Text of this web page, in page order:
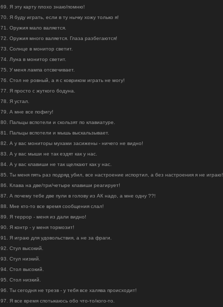
69. Я эту карту плохо знаю/помню!
70. Я буду играть, если в ту нычку хожу только я!
71. Оружия мало валяется.
72. Оружия много валяется. Глаза разбегаются!
73. Солнце в монитор светит.
74. Луна в монитор светит.
75. У меня лампа отсвечивает.
76. Стол не ровный, а я с ковриком играть не могу!
77. Я просто с жуткого бодуна.
78. Я устал.
79. А мне все пофигу!
80. Пальцы вспотели и скользят по клавиатуре.
81. Пальцы вспотели и мышь выскальзывает.
82. А у вас мониторы мухами засижены - ничего не видно!
83. А у вас мыши не так ездят как у нас.
84. А у вас клавиши не так щелкают как у нас.
85. Ты меня пять раз подряд убил, все настроение испортил, а без настроения я не играю!
86. Клава на две/три/четыре клавиши реагирует!
87. А почему тебе две пули в голову из АК надо, а мне одну ??!
88. Мне кто-то все время сообщения слал!
89. Я террор - меня из дали видно!
90. Я контр - у меня тормозит!
91. Я играю для удовольствия, а не за фраги.
92. Стул высокий.
93. Стул низкий.
94. Стол высокий.
95. Стол низкий.
96. Ты сегодня не трезв - у тебя все халява происходит!
97. Я все время спотыкаюсь обо что-то/кого-то.